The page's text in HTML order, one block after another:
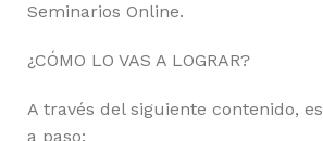
Seminarios Online.
¿CÓMO LO VAS A LOGRAR?
A través del siguiente contenido,
a paso: